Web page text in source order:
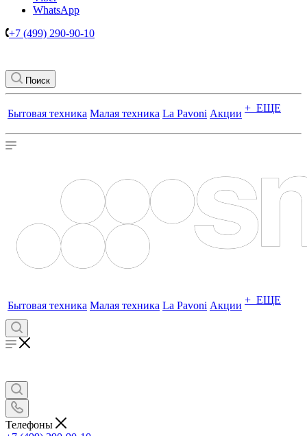
WhatsApp
+7 (499) 290-90-10
Поиск
Бытовая техника Малая техника La Pavoni Акции + ЕЩЕ
Бытовая техника Малая техника La Pavoni Акции + ЕЩЕ
Телефоны